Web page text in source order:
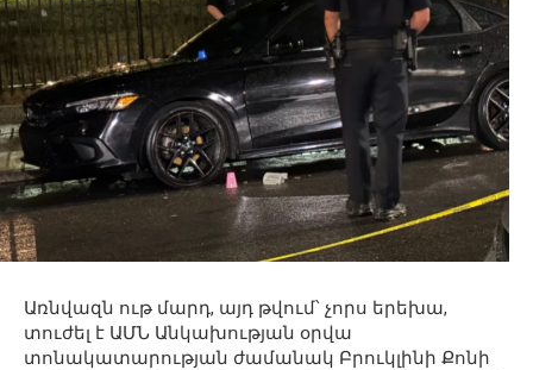
Առնվազն ութ մարդ, այդ թվում՝ չորս երեխա,
տուժել է ԱՄՆ Անկախության օրվա
տոնակատարության ժամանակ Բրուկլինի Քոնի